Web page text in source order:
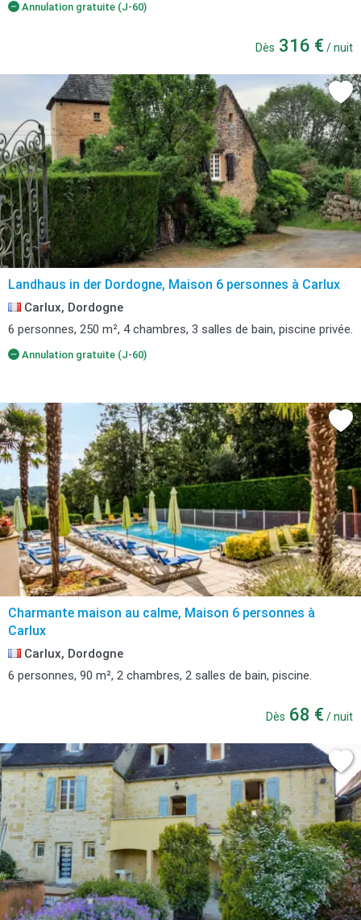
Annulation gratuite (J-60)
Dès 316 € / nuit
Landhaus in der Dordogne, Maison 6 personnes à Carlux
Carlux, Dordogne
6 personnes, 250 m², 4 chambres, 3 salles de bain, piscine privée.
Annulation gratuite (J-60)
Charmante maison au calme, Maison 6 personnes à
Carlux
Carlux, Dordogne
6 personnes, 90 m², 2 chambres, 2 salles de bain, piscine.
Dès 68 € / nuit